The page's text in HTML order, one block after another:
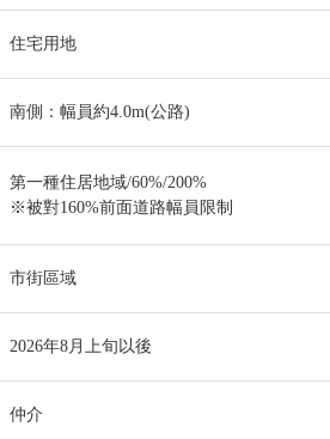
住宅用地
南側：幅員約4.0m(公路)
第一種住居地域/60%/200%
※被對160%前面道路幅員限制
市街區域
2026年8月上旬以後
仲介